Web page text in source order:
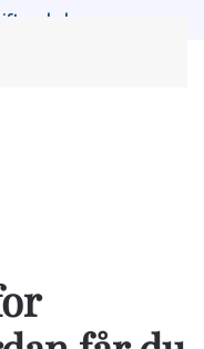
processer